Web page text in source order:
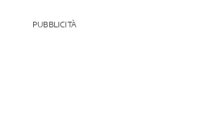
PUBBLICITÀ